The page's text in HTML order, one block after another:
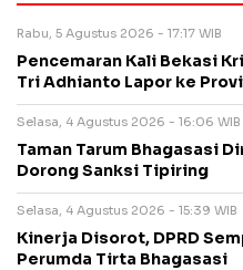
Rabu, 5 Agustus 2026 - 17:17 WIB
Pencemaran Kali Bekasi
Tri Adhianto Lapor ke
Selasa, 4 Agustus 2026 - 16:06 WIB
Taman Tarum Bhagasasi
Dorong Sanksi Tipiring
Selasa, 4 Agustus 2026 - 15:39 WIB
Kinerja Disorot, DPRD
Perumda Tirta Bhagasasi